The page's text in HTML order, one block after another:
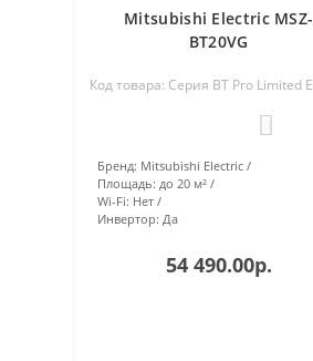
Mitsubishi Electric MSZ-
BT20VG
Код товара: Серия BT Pro Limited
Бренд: Mitsubishi Electric
Площадь: до 20 м²
Wi-Fi: Нет
Инвертор: Да
54 490.00р.